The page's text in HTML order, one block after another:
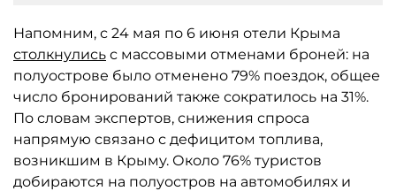
Напомним, с 24 мая по 6 июня отели Крыма
столкнулись с массовыми отменами броней: на
полуострове было отменено 79% поездок, общее
число бронирований также сократилось на 31%.
По словам экспертов, снижения спроса
напрямую связано с дефицитом топлива,
возникшим в Крыму. Около 76% туристов
добираются на полуостров на автомобилях и